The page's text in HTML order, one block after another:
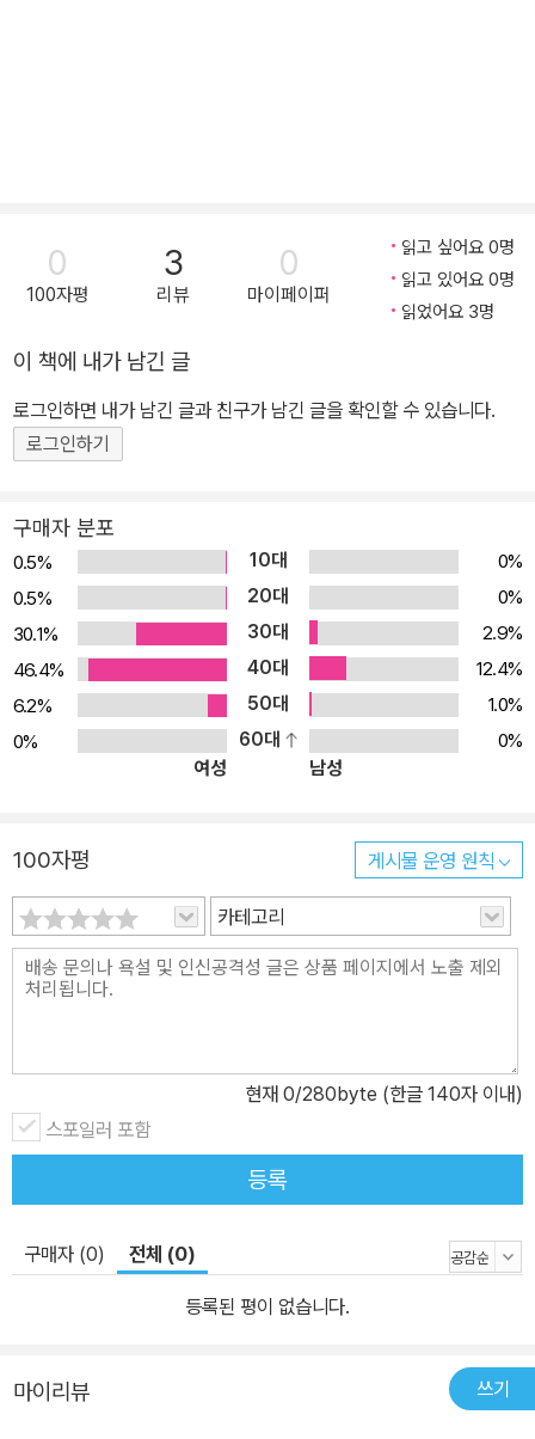
0
100자평
3
리뷰
0
마이페이퍼
읽고 싶어요 0명
읽고 있어요 0명
읽었어요 3명
이 책에 내가 남긴 글
로그인하면 내가 남긴 글과 친구가 남긴 글을 확인할 수 있습니다.
로그인하기
구매자 분포
0.5% 10대
0%
0.5%
20대
0%
30.1%
30대
2.9%
46.4%
40대
12.4%
6.2%
50대
1.0%
0%
60대
0%
여성
남성
100자평 게시물 운영 원칙
카테고리
현재 0/280byte (한글 140자 이내)
스포일러 포함
등록
구매자 (0) 전체 (0)
등록된 평이 없습니다.
마이리뷰 쓰기